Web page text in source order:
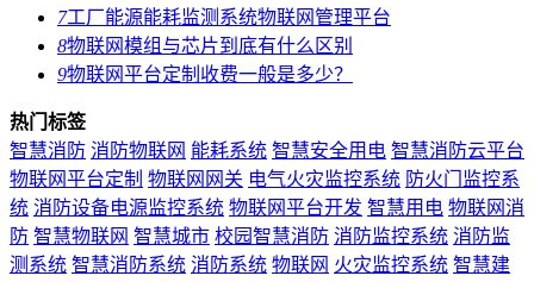
7工厂能源能耗监测系统物联网管理平台
8物联网模组与芯片到底有什么区别
9物联网平台定制收费一般是多少？
热门标签
智慧消防 消防物联网 能耗系统 智慧安全用电 智慧消防云平台
物联网平台定制 物联网网关 电气火灾监控系统 防火门监控系
统 消防设备电源监控系统 物联网平台开发 智慧用电 物联网消
防 智慧物联网 智慧城市 校园智慧消防 消防监控系统 消防监
测系统 智慧消防系统 消防系统 物联网 火灾监控系统 智慧建